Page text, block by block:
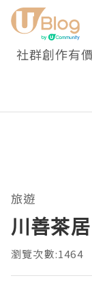
社群創作有
旅遊
川善茶
瀏覽次數:1464